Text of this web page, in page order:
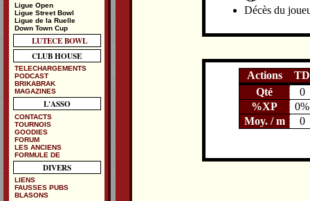
Décès du
Actions
TD
Qté
0
%XP
0%
Moy. / m
0
Ligue Open
Ligue Street Bowl
Ligue de la Ruelle
Down Town Cup
LUTECE BOWL
CLUB HOUSE
TELECHARGEMENTS
PODCAST
BRIKABRAK
MAGAZINES
L'ASSO
CONTACTS
TOURNOIS
GOODIES
FORUM
LES ANCIENS
FORMULE DE
DIVERS
LIENS
FAUSSES PUBS
BLASONS